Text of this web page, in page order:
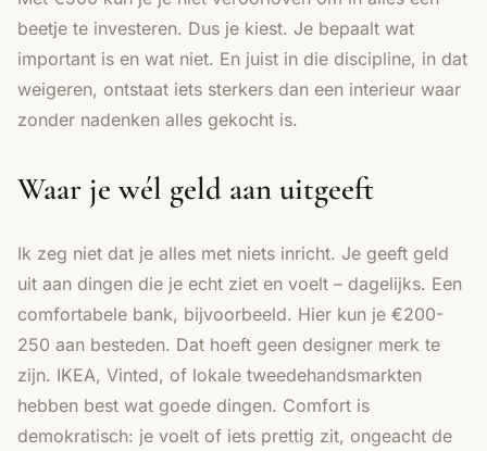
beetje te investeren. Dus je kiest. Je bepaalt wat
important is en wat niet. En juist in die discipline, in dat
weigeren, ontstaat iets sterkers dan een interieur waar
zonder nadenken alles gekocht is.
Waar je wél geld aan uitgeeft
Ik zeg niet dat je alles met niets inricht. Je geeft geld
uit aan dingen die je echt ziet en voelt – dagelijks. Een
comfortabele bank, bijvoorbeeld. Hier kun je €200-
250 aan besteden. Dat hoeft geen designer merk te
zijn. IKEA, Vinted, of lokale tweedehandsmarkten
hebben best wat goede dingen. Comfort is
demokratisch: je voelt of iets prettig zit, ongeacht de